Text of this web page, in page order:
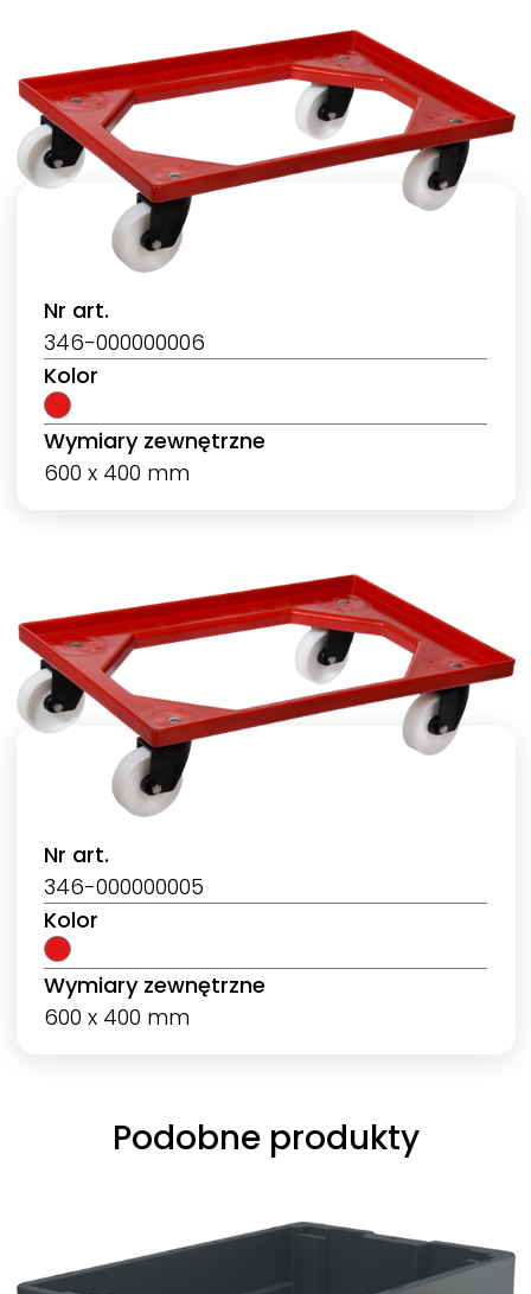
Nr art.
346-000000006
Kolor
Wymiary zewnętrzne
600 x 400 mm
Nr art.
346-000000005
Kolor
Wymiary zewnętrzne
600 x 400 mm
Podobne produkty